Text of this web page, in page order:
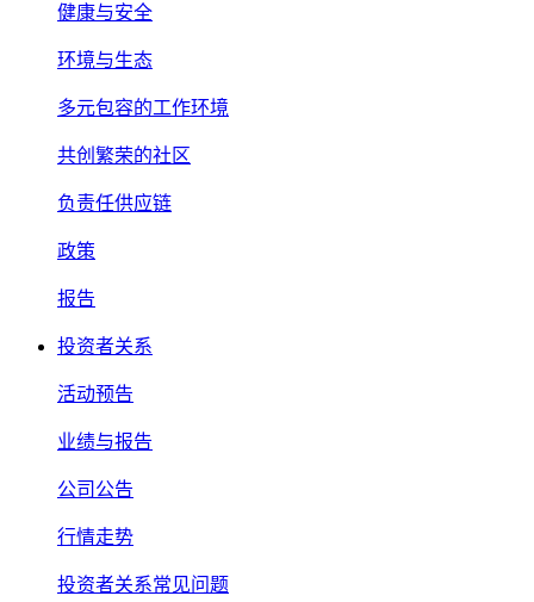
健康与安全
环境与生态
多元包容的工作环境
共创繁荣的社区
负责任供应链
政策
报告
投资者关系
活动预告
业绩与报告
公司公告
行情走势
投资者关系常见问题